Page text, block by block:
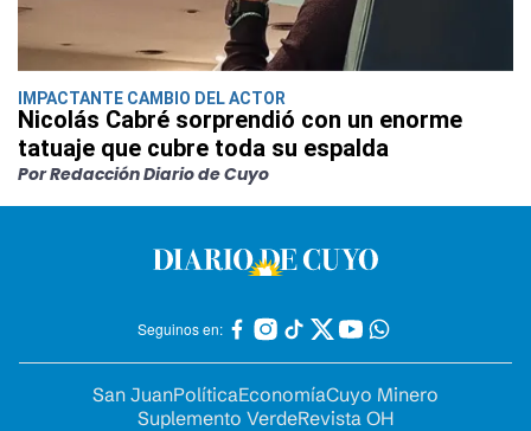
IMPACTANTE CAMBIO DEL ACTOR
Nicolás Cabré sorprendió con un enorme
tatuaje que cubre toda su espalda
Por Redacción Diario de Cuyo
Seguinos en:
San JuanPolíticaEconomíaCuyo Minero
Suplemento VerdeRevista OH